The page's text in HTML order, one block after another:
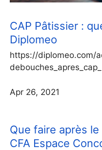
CAP Pâtissier :
Diplomeo
https://diplomeo.com/
Apr 26, 2021
Que faire après le
CFA Espace